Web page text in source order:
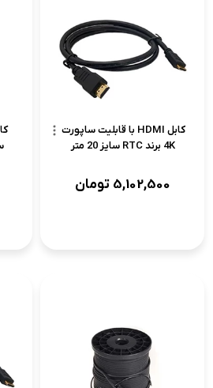
کابل HDMI با قابلیت ساپورت
4K برند RTC سایز 20 متر
5,102,500 تومان